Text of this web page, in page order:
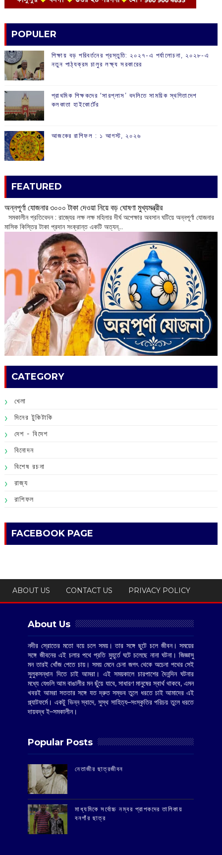
POPULER
শিক্ষায় বড় পরিবর্তনের প্রস্তুতি: ২০২৭-এ পর্যালোচনা, ২০২৮-এ
নতুন পাঠ্যক্রম চালুর লক্ষ্য সরকারের
প্রাথমিক শিক্ষকদের ‘সারপ্লাস’ বদলিতে সাময়িক স্থগিতাদেশ
কলকাতা হাইকোর্টের
আজকের রাশিফল :‌ ‌‌১ আগস্ট, ২০২৬
FEATURED
অন্নপূর্ণা যোজনার ৩০০০ টাকা দেওয়া নিয়ে বড় ঘোষণা মুখ্যমন্ত্রীর
সমকালীন প্রতিবেদন : রাজ্যের লক্ষ লক্ষ মহিলার দীর্ঘ অপেক্ষার অবসান ঘটিয়ে অন্নপূর্ণা যোজনার
মাসিক কিস্তির টাকা প্রদান সংক্রান্ত একটি অত্যন্...
CATEGORY
খেলা
দিনের টুকিটাকি
দেশ - বিদেশ
বিনোদন
বিশেষ রচনা
রাজ্য
রাশিফল
FACEBOOK PAGE
ABOUT US CONTACT US PRIVACY POLICY
About Us
নদীর স্রোতের মতো বয়ে চলে সময়। তার সঙ্গে ছুটে চলে জীবন। সময়ের
সঙ্গে জীবনের এই চলার পথে প্রতি মুহূর্তে ঘটে চলেছে নানা ঘটনা। জিজ্ঞাসু
মন তারই খোঁজ পেতে চায়। সময় মেনে চেনা জগৎ থেকে অচেনা পথের সেই
সুলুকসন্ধান দিতে চাই আমরা। এই সময়কালে চারপাশের দৈনন্দিন ঘটনার
মধ্যে যেগুলি আম বাঙালীর মন ছুঁয়ে যাবে, সাধারণ মানুষের স্বার্থ থাকবে, এমন
খবরই আমরা সততার সঙ্গে যত দ্রুত সম্ভব তুলে ধরতে চাই আমাদের এই
প্ল্যাটফর্মে। একটু ভিন্ন স্বাদে, সুস্থ সাহিত্য–সংস্কৃতির পরিচয় তুলে ধরতে
দায়বদ্ধ ই–সমকালীন।
Popular Posts
‌নেতাজীর ছাত্রজীবন
মাধ্যমিকে সর্বোচ্চ নম্বর প্রাপকদের তালিকায়
বনগাঁর ছাত্র